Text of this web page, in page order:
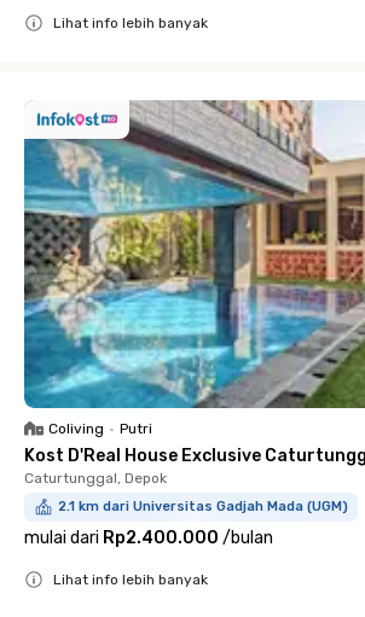
Lihat info lebih banyak
Coliving • Putri
Kost D'Real House Exclusive
Caturtunggal, Depok
2.1 km dari Universitas Gadjah Mada (UGM)
mulai dari Rp2.400.000 /bulan
Lihat info lebih banyak